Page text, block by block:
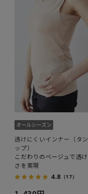
透けにくいインナー（タ
ップ）
こだわりのベージュで透け
さを実現
4.8 （17）